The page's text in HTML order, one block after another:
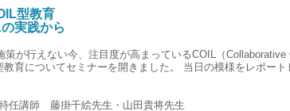
型教育
実践から
策が行えない今、注目度が高まっているCOIL（Collaborative
教育についてセミナーを開きました。 当日の模様をレポート
任講師 藤掛千絵先生・山田貴将先生